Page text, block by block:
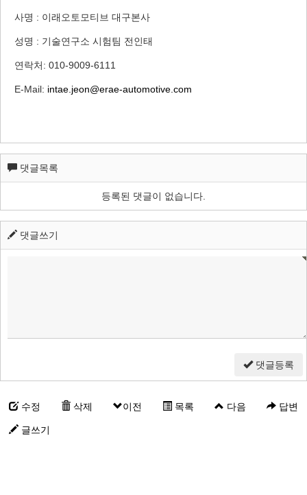
사명 : 이래오토모티브 대구본사
성명 : 기술연구소 시험팀 전인태
연락처: 010-9009-6111
E-Mail: intae.jeon@erae-automotive.com
댓글목록
등록된 댓글이 없습니다.
댓글쓰기
댓글등록
수정 삭제 이전 목록 다음 답변
글쓰기